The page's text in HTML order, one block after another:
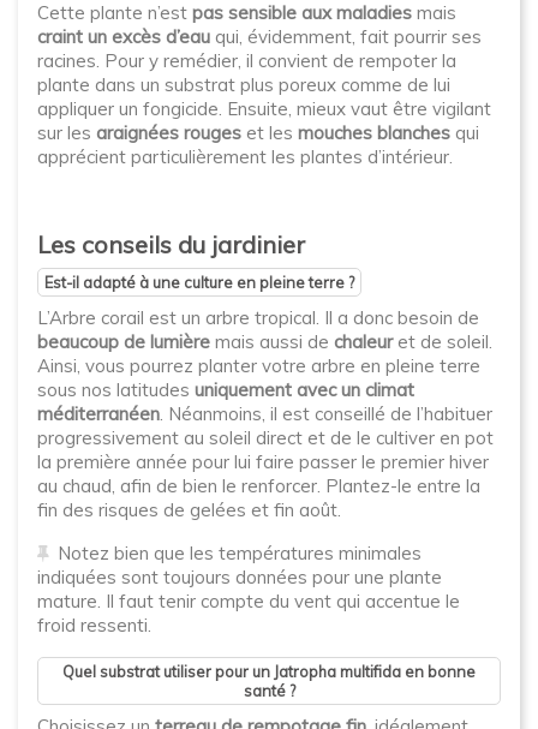
Cette plante n’est pas sensible aux maladies mais
craint un excès d’eau qui, évidemment, fait pourrir ses
racines. Pour y remédier, il convient de rempoter la
plante dans un substrat plus poreux comme de lui
appliquer un fongicide. Ensuite, mieux vaut être vigilant
sur les araignées rouges et les mouches blanches qui
apprécient particulièrement les plantes d’intérieur.
Les conseils du jardinier
Est-il adapté à une culture en pleine terre ?
L’Arbre corail est un arbre tropical. Il a donc besoin de
beaucoup de lumière mais aussi de chaleuret de soleil.
Ainsi, vous pourrez planter votre arbre en pleine terre
sous nos latitudes uniquement avec un climat
méditerranéen. Néanmoins, il est conseillé de l’habituer
progressivement au soleil direct et de le cultiver en pot
la première année pour lui faire passer le premier hiver
au chaud, afin de bien le renforcer. Plantez-le entre la
fin des risques de gelées et fin août.
Notez bien que les températures minimales
indiquées sont toujours données pour une plante
mature. Il faut tenir compte du vent qui accentue le
froid ressenti.
Quel substrat utiliser pour un Jatropha multifida en bonne
santé ?